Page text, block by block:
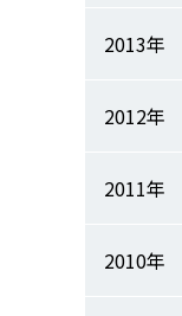
2013年
2012年
2011年
2010年